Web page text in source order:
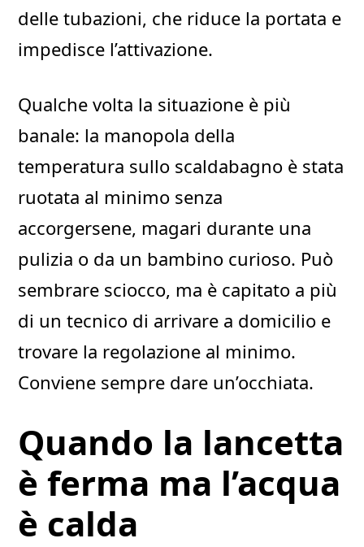
delle tubazioni, che riduce la portata e
impedisce l’attivazione.
Qualche volta la situazione è più
banale: la manopola della
temperatura sullo scaldabagno è stata
ruotata al minimo senza
accorgersene, magari durante una
pulizia o da un bambino curioso. Può
sembrare sciocco, ma è capitato a più
di un tecnico di arrivare a domicilio e
trovare la regolazione al minimo.
Conviene sempre dare un’occhiata.
Quando la lancetta
è ferma ma l’acqua
è calda